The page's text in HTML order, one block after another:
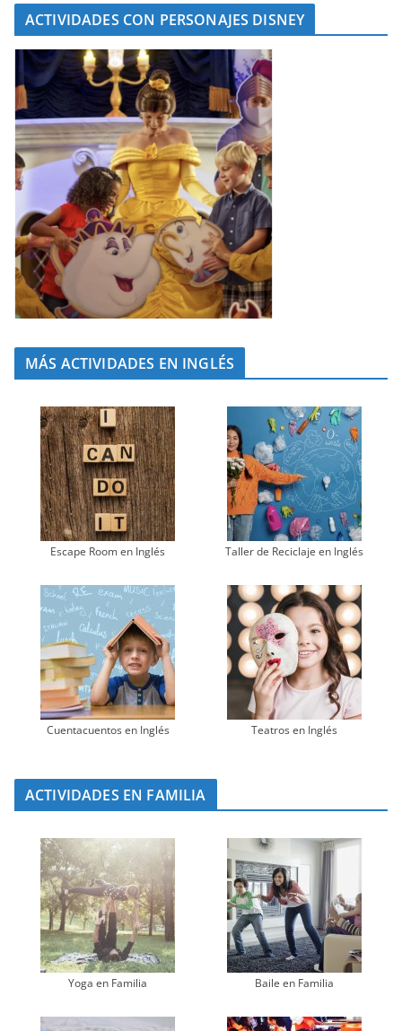
ACTIVIDADES CON PERSONAJES DISNEY
MÁS ACTIVIDADES EN INGLÉS
Escape Room en Inglés Taller de Reciclaje en Inglés
Cuentacuentos en Inglés Teatros en Inglés
ACTIVIDADES EN FAMILIA
Yoga en Familia Baile en Familia